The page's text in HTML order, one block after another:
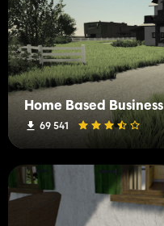
Home Based Business
69 541